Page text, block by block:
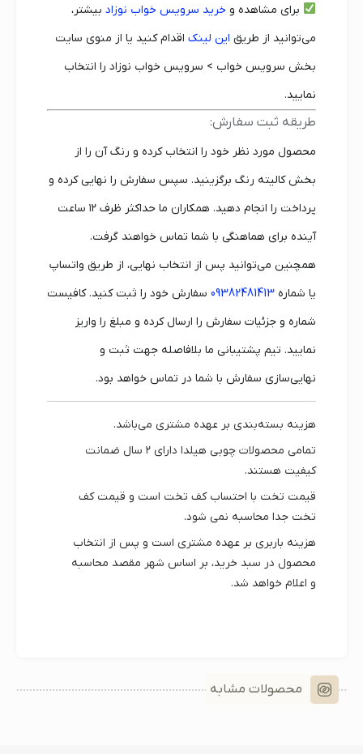
برای مشاهده و خرید سرویس خواب نوزادبیشتر،
می‌توانید از طریق این لینک اقدام کنید یا از منوی سایت
بخش سرویس خواب > سرویس خواب نوزاد را انتخاب
نمایید.
طریقه ثبت سفارش:
محصول مورد نظر خود را انتخاب کرده و رنگ آن را از
بخش کالیته رنگ برگزینید. سپس سفارش را نهایی کرده و
پرداخت را انجام دهید. همکاران ما حداکثر ظرف ۱۲ ساعت
آینده برای هماهنگی با شما تماس خواهند گرفت.
همچنین می‌توانید پس از انتخاب نهایی، از طریق واتساپ
یا شماره 09382481413 سفارش خود را ثبت کنید. کافیست
شماره و جزئیات سفارش را ارسال کرده و مبلغ را واریز
نمایید. تیم پشتیبانی ما بلافاصله جهت ثبت و
نهایی‌سازی سفارش با شما در تماس خواهد بود.
هزینه بسته‌بندی بر عهده مشتری می‌باشد.
تمامی محصولات چوبی هیلدا دارای
۲ سال ضمانت
کیفیت هستند.
قیمت تخت با احتساب کف تخت است و قیمت کف
تخت جدا محاسبه نمی شود.
هزینه باربری بر عهده مشتری است و پس از انتخاب
محصول در سبد خرید، بر اساس شهر مقصد محاسبه
و اعلام خواهد شد.
محصولات مشابه